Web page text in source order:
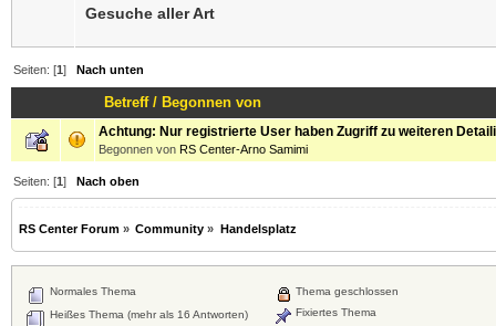
Gesuche aller Art
Seiten: [1]Nach unten
Betreff/ Begonnen von
Achtung: Nur registrierte User haben Zugriff zu weiteren
Begonnen von RS Center-Arno Samimi
Seiten: [1]Nach oben
RS Center Forum » Community » Handelsplatz
Normales Thema
Heißes Thema (mehr als 16 Antworten)
Thema geschlossen
Fixiertes Thema